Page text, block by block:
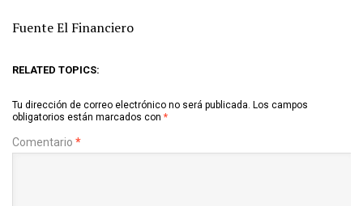
Fuente El Financiero
RELATED TOPICS:
Tu dirección de correo electrónico no será publicada. Los campos
obligatorios están marcados con *
Comentario *